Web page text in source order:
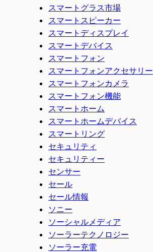
スマートグラス市場
スマートスピーカー
スマートディスプレイ
スマートデバイス
スマートフォン
スマートフォンアクセサリー
スマートフォンカメラ
スマートフォン機能
スマートホーム
スマートホームデバイス
スマートリング
セキュリティ
セキュリティー
センサー
セール
セール情報
ソニー
ソーシャルメディア
ソーラーテクノロジー
ソーラー充電